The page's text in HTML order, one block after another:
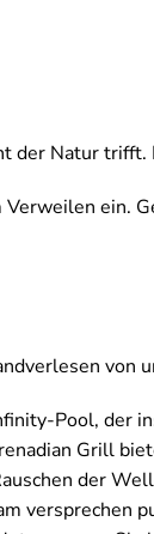
der Natur
ein.
von
Pool, der
Grill
der
versprechen